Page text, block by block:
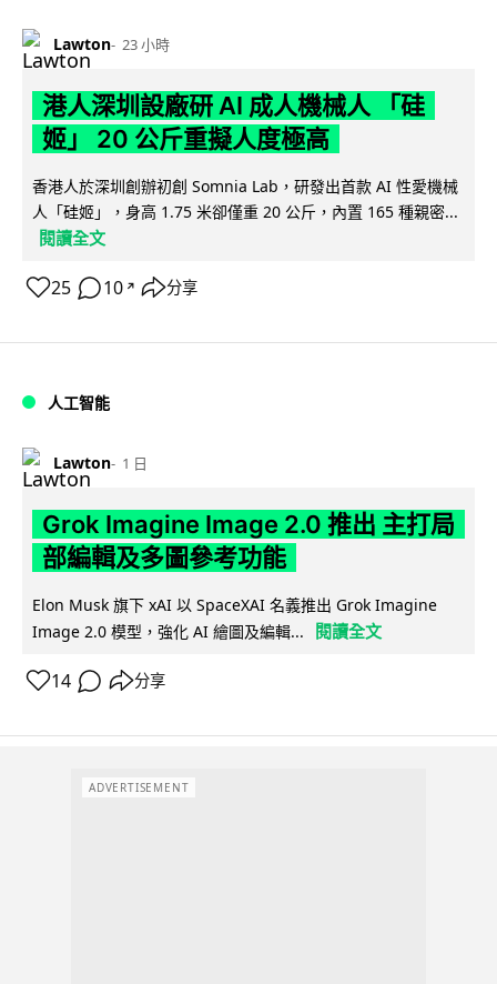
Lawton 23 小時
港人深圳設廠研 AI 成人機械人 「硅
姬」 20 公斤重擬人度極高
香港人於深圳創辦初創 Somnia Lab，研發出首款 AI 性愛機械
人「硅姬」，身高 1.75 米卻僅重 20 公斤，內置 165 種親密...
閱讀全文
25 10 ↗ 分享
人工智能
Lawton 1 日
Grok Imagine Image 2.0 推出 主打局
部編輯及多圖參考功能
Elon Musk 旗下 xAI 以 SpaceXAI 名義推出 Grok Imagine
Image 2.0 模型，強化 AI 繪圖及編輯...
閱讀全文
14 分享
ADVERTISEMENT